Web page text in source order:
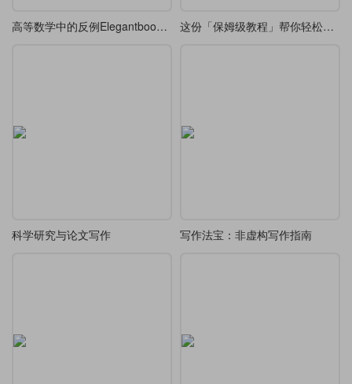
高等数学中的反例Elegantbook重排 这份「保姆级教程」帮你轻松通关 LaTeX
科学研究与论文写作 写作法宝：非虚构写作指南